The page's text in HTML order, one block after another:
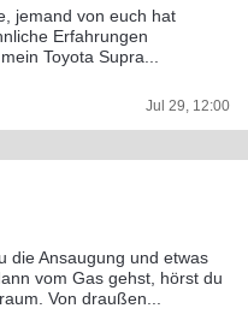
jemand von euch hat
Erfahrungen
Toyota Supra...
Jul 29, 12:00
die Ansaugung und etwas
vom Gas gehst, hörst du
Von draußen...